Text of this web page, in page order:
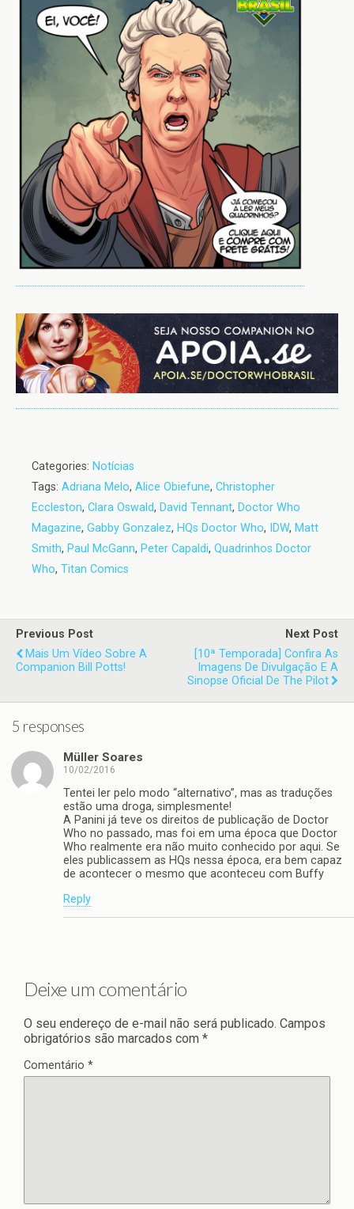
Categories: Notícias
Tags: Adriana Melo, Alice Obiefune, Christopher
Eccleston, Clara Oswald, David Tennant, Doctor Who
Magazine, Gabby Gonzalez, HQs Doctor Who, IDW, Matt
Smith, Paul McGann, Peter Capaldi, Quadrinhos Doctor
Who, Titan Comics
Previous Post
Mais Um Vídeo Sobre A
Companion Bill Potts!
Next Post
[10ª Temporada] Confira As
Imagens De Divulgação E A
Sinopse Oficial De The Pilot
5 responses
Müller Soares
10/02/2016
Tentei ler pelo modo “alternativo”, mas as traduções
estão uma droga, simplesmente!
A Panini já teve os direitos de publicação de Doctor
Who no passado, mas foi em uma época que Doctor
Who realmente era não muito conhecido por aqui. Se
eles publicassem as HQs nessa época, era bem capaz
de acontecer o mesmo que aconteceu com Buffy
Reply
Deixe um comentário
O seu endereço de e-mail não será publicado. Campos
obrigatórios são marcados com *
Comentário *